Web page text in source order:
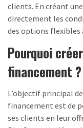
clients. En créant
directement les
des options flexibles
Pourquoi
financement ?
L’objectif principal
financement est de
ses clients en leur